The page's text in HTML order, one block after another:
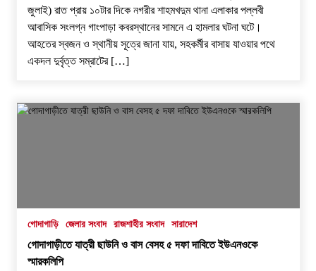
জুলাই) রাত প্রায় ১০টার দিকে নগরীর শাহমখদুম থানা এলাকার পল্লবী
আবাসিক সংলগ্ন গাংপাড়া কবরস্থানের সামনে এ হামলার ঘটনা ঘটে।
আহতের স্বজন ও স্থানীয় সূত্রে জানা যায়, সহকর্মীর বাসায় যাওয়ার পথে
একদল দুর্বৃত্ত সম্রাটের […]
গোদাগাড়ি জেলার সংবাদ রাজশাহীর সংবাদ সারাদেশ
গোদাগাড়ীতে যাত্রী ছাউনি ও বাস বেসহ ৫ দফা দাবিতে ইউএনওকে
স্মারকলিপি